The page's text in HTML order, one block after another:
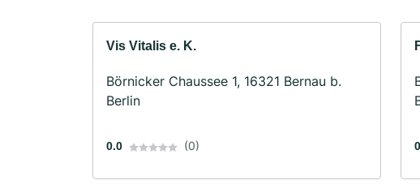
Vis Vitalis e. K.
Börnicker Chaussee 1, 16321 Bernau b.
Berlin
0.0 (0)